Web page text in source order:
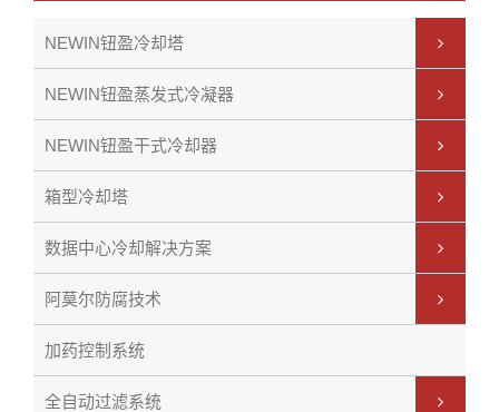
NEWIN钮盈冷却塔
NEWIN钮盈蒸发式冷凝器
NEWIN钮盈干式冷却器
箱型冷却塔
数据中心冷却解决方案
阿莫尔防腐技术
加药控制系统
全自动过滤系统